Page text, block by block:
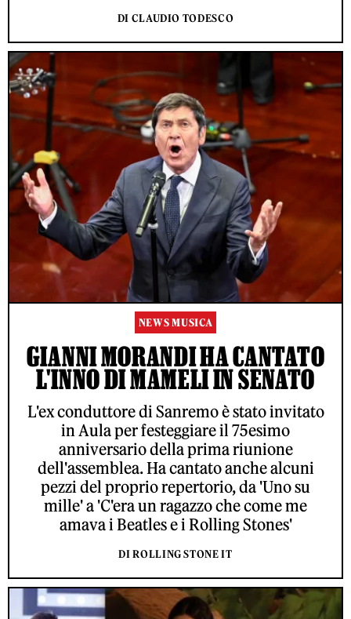
DI CLAUDIO TODESCO
NEWS MUSICA
GIANNI MORANDI HA CANTATO
L'INNO DI MAMELI IN SENATO
L'ex conduttore di Sanremo è stato invitato
in Aula per festeggiare il 75esimo
anniversario della prima riunione
dell'assemblea. Ha cantato anche alcuni
pezzi del proprio repertorio, da 'Uno su
mille' a 'C'era un ragazzo che come me
amava i Beatles e i Rolling Stones'
DI ROLLING STONE IT